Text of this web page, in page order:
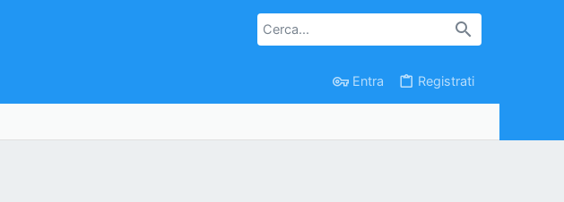
Entra Registrati